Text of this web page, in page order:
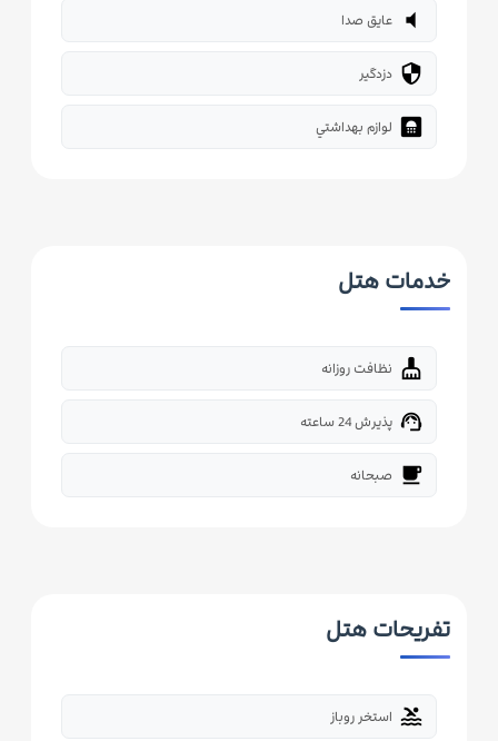
volume_mute عایق صدا
security دزدگیر
bathroom لوازم بهداشتي
خدمات هتل
cleaning_services نظافت روزانه
support_agent پذیرش 24 ساعته
free_breakfast صبحانه
تفریحات هتل
pool استخر روباز